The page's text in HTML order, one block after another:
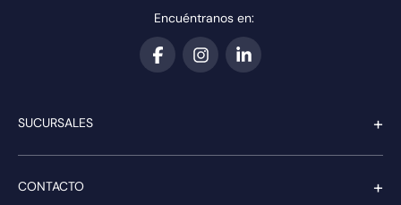
Encuéntranos en:
SUCURSALES +
CONTACTO +